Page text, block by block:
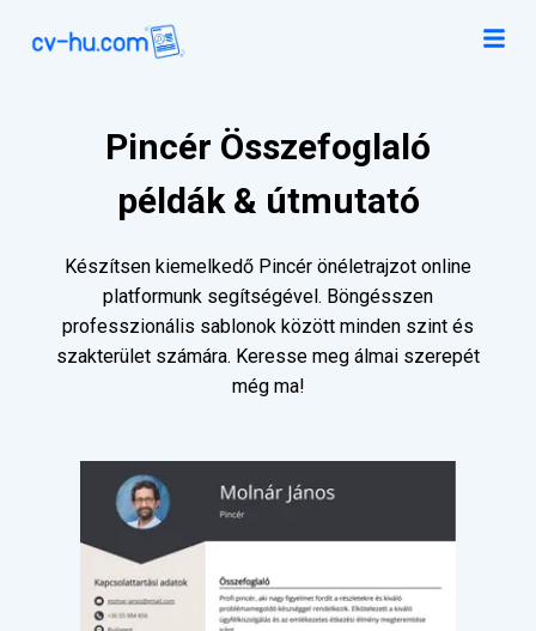
Pincér Összefoglaló
példák & útmutató
Készítsen kiemelkedő Pincér önéletrajzot online
platformunk segítségével. Böngésszen
professzionális sablonok között minden szint és
szakterület számára. Keresse meg álmai szerepét
még ma!